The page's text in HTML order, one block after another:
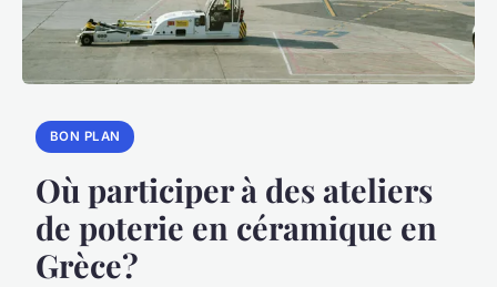
BON PLAN
Où participer à des ateliers
de poterie en céramique en
Grèce?